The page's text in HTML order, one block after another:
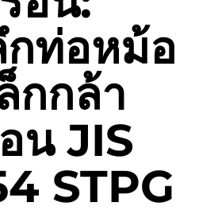
กท่อหม้อ
กกล้า
น JIS
STPG